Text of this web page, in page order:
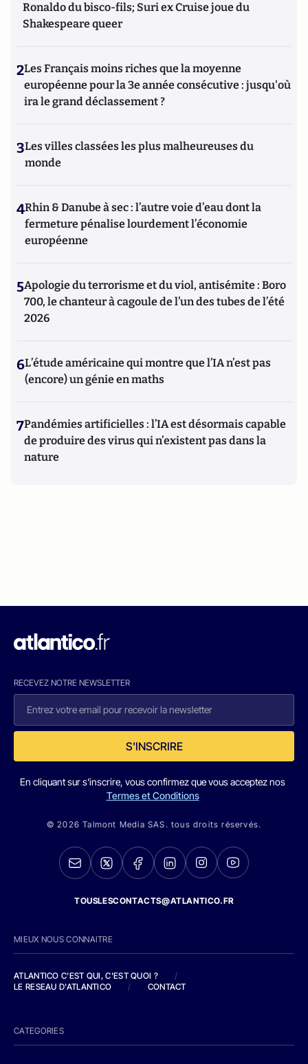
Ronaldo du bisco-fils; Suri ex Cruise joue du
Shakespeare queer
2Les Français moins riches que la moyenne
européenne pour la 3e année consécutive : jusqu'où
ira le grand déclassement ?
3Les villes classées les plus malheureuses du
monde
4Rhin & Danube à sec : l’autre voie d’eau dont la
fermeture pénalise lourdement l’économie
européenne
5Apologie du terrorisme et du viol, antisémite : Boro
700, le chanteur à cagoule de l’un des tubes de l’été
2026
6L’étude américaine qui montre que l’IA n’est pas
(encore) un génie en maths
7Pandémies artificielles : l’IA est désormais capable
de produire des virus qui n’existent pas dans la
nature
RECEVEZ NOTRE NEWSLETTER
S'INSCRIRE
En cliquant sur s'inscrire, vous confirmez que vous acceptez nos
Termes et Conditions
© 2026 Talmont Media SAS. tous droits réservés.
TOUSLESCONTACTS@ATLANTICO.FR
MIEUX NOUS CONNAITRE
ATLANTICO C'EST QUI, C'EST QUOI ?
/
LE RESEAU D'ATLANTICO
/ CONTACT
CATEGORIES